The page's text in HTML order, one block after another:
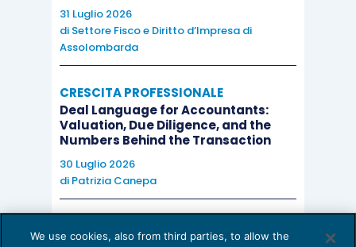
31 Luglio 2026
di Settore Fisco e Diritto d’Impresa di
Assolombarda
CRESCITA PROFESSIONALE
Deal Language for Accountants:
Valuation, Due Diligence, and the
Numbers Behind the Transaction
30 Luglio 2026
di Patrizia Canepa
EU AI Act e studi professionali: le
We use cookies, also from third parties, to allow the